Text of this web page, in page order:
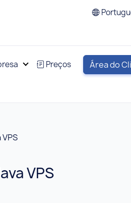
Preços
Área do
VPS